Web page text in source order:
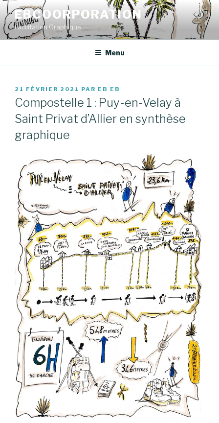
Aller
au
contenu
principal
EBCOORPORATION
Facilitation Graphique
Menu
PUBLIÉ
LE
21 FÉVRIER 2021 PAR EB EB
Compostelle 1 : Puy-en-Velay à
Saint Privat d’Allier en synthèse
graphique